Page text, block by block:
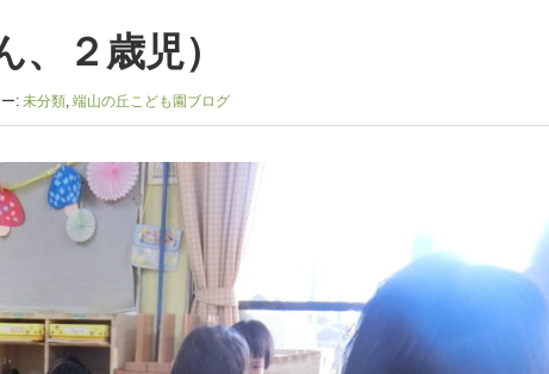
２歳児）
: 未分類, 端山の丘こども園ブログ